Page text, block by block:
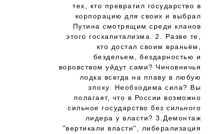
тех, кто превратил государство в
корпорацию для своих и выбрал
Путина смотрящим среди кланов
этого госкапитализма. 2. Разве те,
кто достал своим враньём,
бездельем, бездарностью и
воровством уйдут сами? Чиновничья
лодка всегда на плаву в любую
эпоху. Необходима сила? Вы
полагает, что в России возможно
сильное государство без сильного
лидера у власти? 3.Демонтаж
"вертикали власти", либерализация